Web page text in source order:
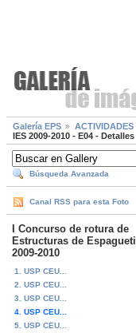
Galería EPS ACTIVIDADES
IES 2009-2010 - E04 - Detalles
Búsqueda Avanzada
Canal RSS para esta Foto
I Concurso de rotura de
Estructuras de Espagueti
2009-2010
1. USP CEU...
2. USP CEU...
3. USP CEU...
4. USP CEU...
5. USP CEU...